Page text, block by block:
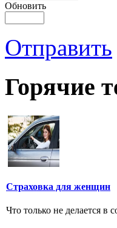
Обновить
Отправить
Горячие
Страховка для женщин
Что только не делается